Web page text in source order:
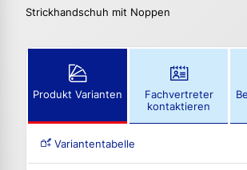
Strickhandschuh mit Noppen
Produkt Varianten
Fachvertreter
kontaktieren
Variantentabelle